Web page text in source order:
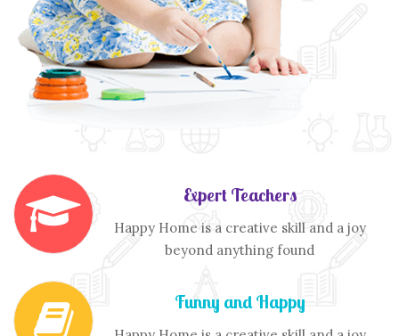
Expert Teachers
Happy Home is a creative skill and a joy
beyond anything found
Funny and Happy